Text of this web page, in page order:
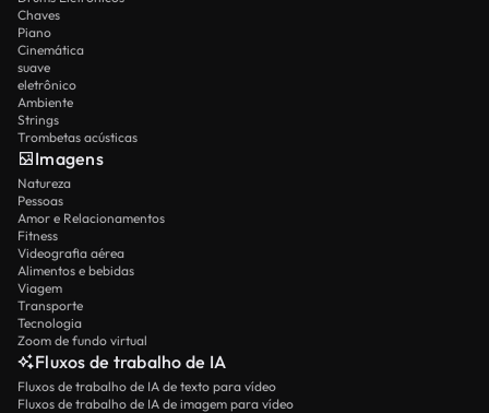
Chaves
Piano
Cinemática
suave
eletrônico
Ambiente
Strings
Trombetas acústicas
Imagens
Natureza
Pessoas
Amor e Relacionamentos
Fitness
Videografia aérea
Alimentos e bebidas
Viagem
Transporte
Tecnologia
Zoom de fundo virtual
Fluxos de trabalho de IA
Fluxos de trabalho de IA de texto para vídeo
Fluxos de trabalho de IA de imagem para vídeo